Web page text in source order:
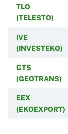
TLO
(TELESTO)
IVE
(INVESTEKO)
GTS
(GEOTRANS)
EEX
(EKOEXPORT)